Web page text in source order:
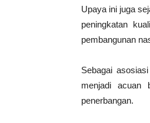
Upaya ini juga
peningkatan
pembangunan
Sebagai
menjadi acuan
penerbangan.